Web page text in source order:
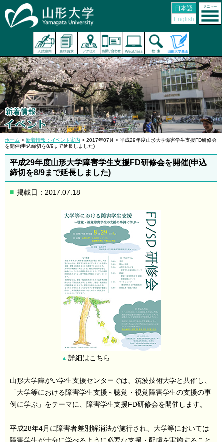
日本語
English
ホーム > 新着情報：イベント案内 > 2017年07月 > 平成29年度山形大学障害学生支援FD研修会
を開催(申込締切を8/9まで延長しました)
平成29年度山形大学障害学生支援FD研修会を開催(申込
締切を8/9まで延長しました)
掲載日：2017.07.18
▲ 詳細はこちら
山形大学障がい学生支援センターでは、筑波技術大学と共催し、
「大学等における障害学生支援～聴覚・視覚障害学生の支援の事
例に学ぶ」をテーマに、障害学生支援FD研修会を開催します。
平成28年4月に障害者差別解消法が施行され、大学等においては
障害学生が十分に学べるように必要な支援・配慮を実施すること